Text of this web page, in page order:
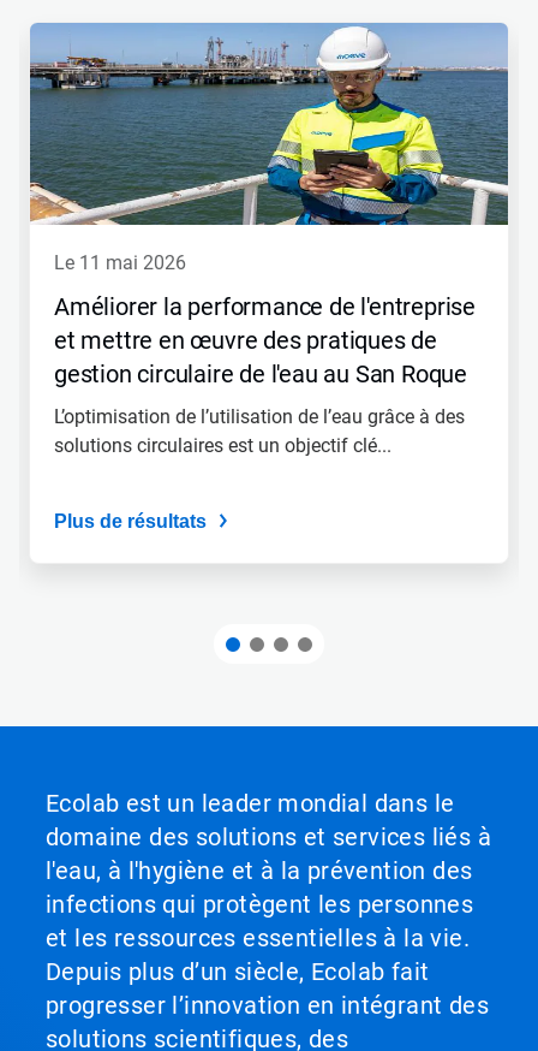
Ceci
un
carrousel.
Utilisez
boutons
Page
suivante
Page
précédente
naviguer,
passez
diapo
le 11 mai 2026
Améliorer la performance de l'entreprise
et mettre en œuvre des pratiques de
gestion circulaire de l'eau au San Roque
Energy Park de Moeve
L’optimisation de l’utilisation de l’eau grâce à des
solutions circulaires est un objectif clé...
Plus de résultats
Ecolab est un leader mondial dans le
domaine des solutions et services liés à
l'eau, à l'hygiène et à la prévention des
infections qui protègent les personnes
et les ressources essentielles à la vie.
Depuis plus d’un siècle, Ecolab fait
progresser l’innovation en intégrant des
solutions scientifiques, des